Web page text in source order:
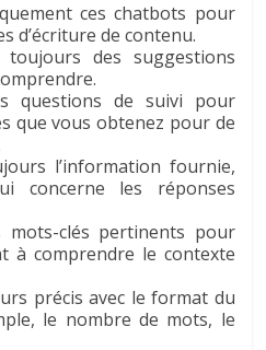
ces chatbots pour
d’écriture de contenu.
toujours des suggestions
questions de suivi pour
que vous obtenez pour de
l’information fournie,
concerne les réponses
mots-clés pertinents pour
à comprendre le contexte
précis avec le format du
le nombre de mots, le